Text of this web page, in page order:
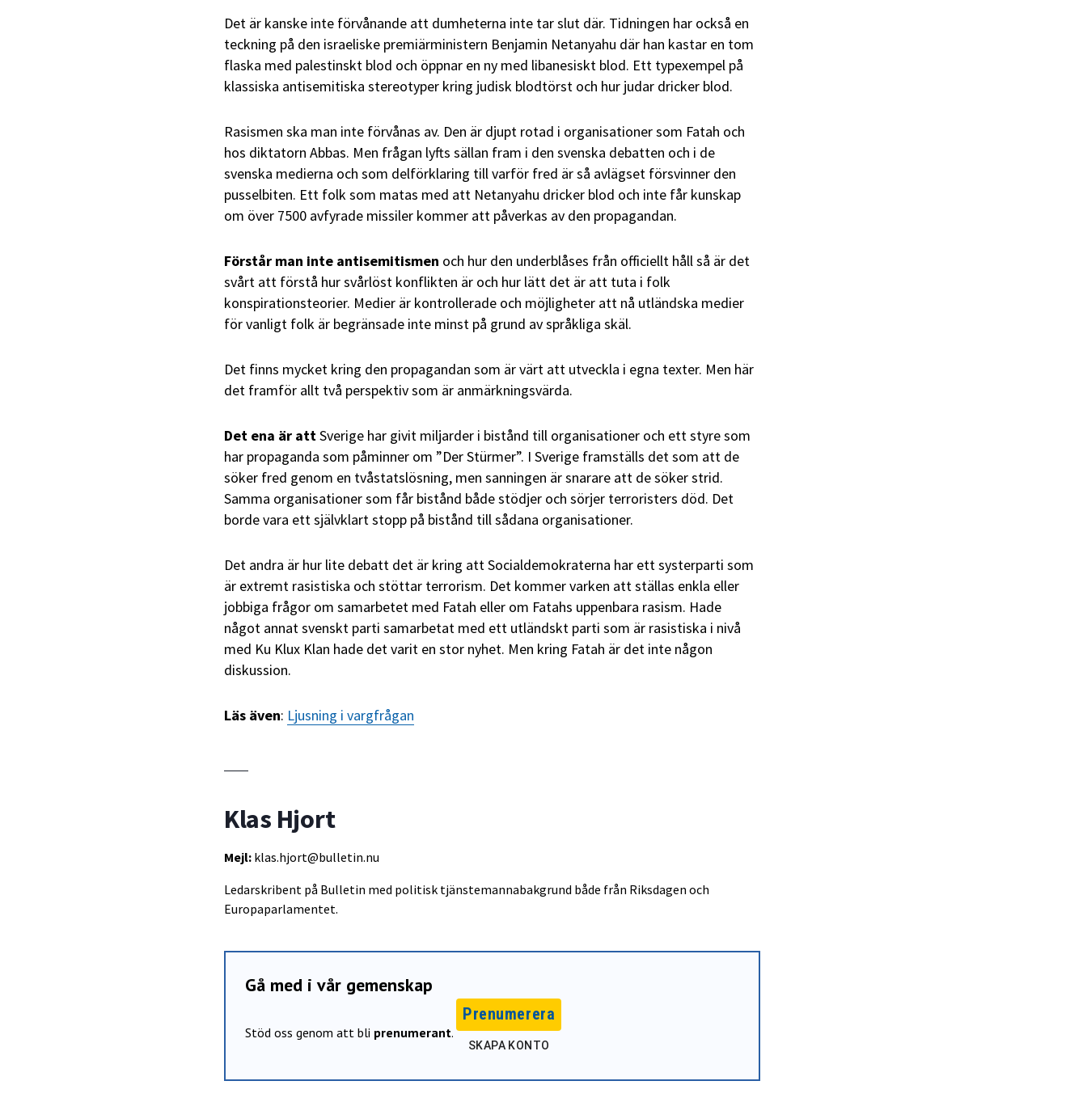
Det är kanske inte förvånande att dumheterna inte tar slut där. Tidningen har också en
teckning på den israeliske premiärministern Benjamin Netanyahu där han kastar en tom
flaska med palestinskt blod och öppnar en ny med libanesiskt blod. Ett typexempel på
klassiska antisemitiska stereotyper kring judisk blodtörst och hur judar dricker blod.
Rasismen ska man inte förvånas av. Den är djupt rotad i organisationer som Fatah och
hos diktatorn Abbas. Men frågan lyfts sällan fram i den svenska debatten och i de
svenska medierna och som delförklaring till varför fred är så avlägset försvinner den
pusselbiten. Ett folk som matas med att Netanyahu dricker blod och inte får kunskap
om över 7500 avfyrade missiler kommer att påverkas av den propagandan.
Förstår man inte antisemitismen och hur den underblåses från officiellt håll så är det
svårt att förstå hur svårlöst konflikten är och hur lätt det är att tuta i folk
konspirationsteorier. Medier är kontrollerade och möjligheter att nå utländska medier
för vanligt folk är begränsade inte minst på grund av språkliga skäl.
Det finns mycket kring den propagandan som är värt att utveckla i egna texter. Men här
det framför allt två perspektiv som är anmärkningsvärda.
Det ena är attSverige har givit miljarder i bistånd till organisationer och ett styre som
har propaganda som påminner om ”Der Stürmer”. I Sverige framställs det som att de
söker fred genom en tvåstatslösning, men sanningen är snarare att de söker strid.
Samma organisationer som får bistånd både stödjer och sörjer terroristers död. Det
borde vara ett självklart stopp på bistånd till sådana organisationer.
Det andra är hur lite debatt det är kring att Socialdemokraterna har ett systerparti som
är extremt rasistiska och stöttar terrorism. Det kommer varken att ställas enkla eller
jobbiga frågor om samarbetet med Fatah eller om Fatahs uppenbara rasism. Hade
något annat svenskt parti samarbetat med ett utländskt parti som är rasistiska i nivå
med Ku Klux Klan hade det varit en stor nyhet. Men kring Fatah är det inte någon
diskussion.
Läs även: Ljusning i vargfrågan
Klas Hjort
Mejl: klas.hjort@bulletin.nu
Ledarskribent på Bulletin med politisk tjänstemannabakgrund både från Riksdagen och
Europaparlamentet.
Gå med i vår gemenskap
Stöd oss genom att bli prenumerant.
Prenumerera
SKAPA KONTO